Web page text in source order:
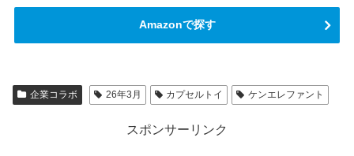
Amazonで探す
企業コラボ 26年3月 カプセルトイ ケンエレファント
スポンサーリンク